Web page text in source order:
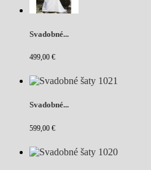
Svadobné...
499,00 €
Svadobné...
599,00 €